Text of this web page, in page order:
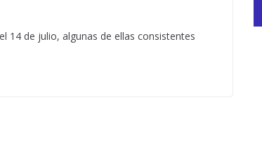
14 de julio, algunas de ellas consistentes